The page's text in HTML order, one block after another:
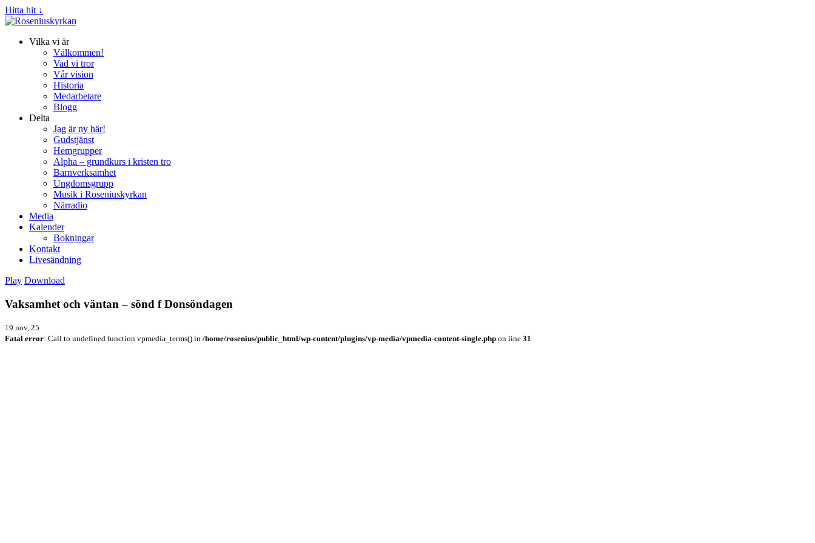
Hitta hit ↓
Vilka vi är
Välkommen!
Vad vi tror
Vår vision
Historia
Medarbetare
Blogg
Delta
Jag är ny här!
Gudstjänst
Hemgrupper
Alpha – grundkurs i kristen tro
Barnverksamhet
Ungdomsgrupp
Musik i Roseniuskyrkan
Närradio
Media
Kalender
Bokningar
Kontakt
Livesändning
Play Download
Vaksamhet och väntan – sönd f Donsöndagen
19 nov, 25
Fatal error: Call to undefined function vpmedia_terms() in /home/rosenius/public_html/wp-content/plugins/vp-media/vpmedia-content-single.php on line 31